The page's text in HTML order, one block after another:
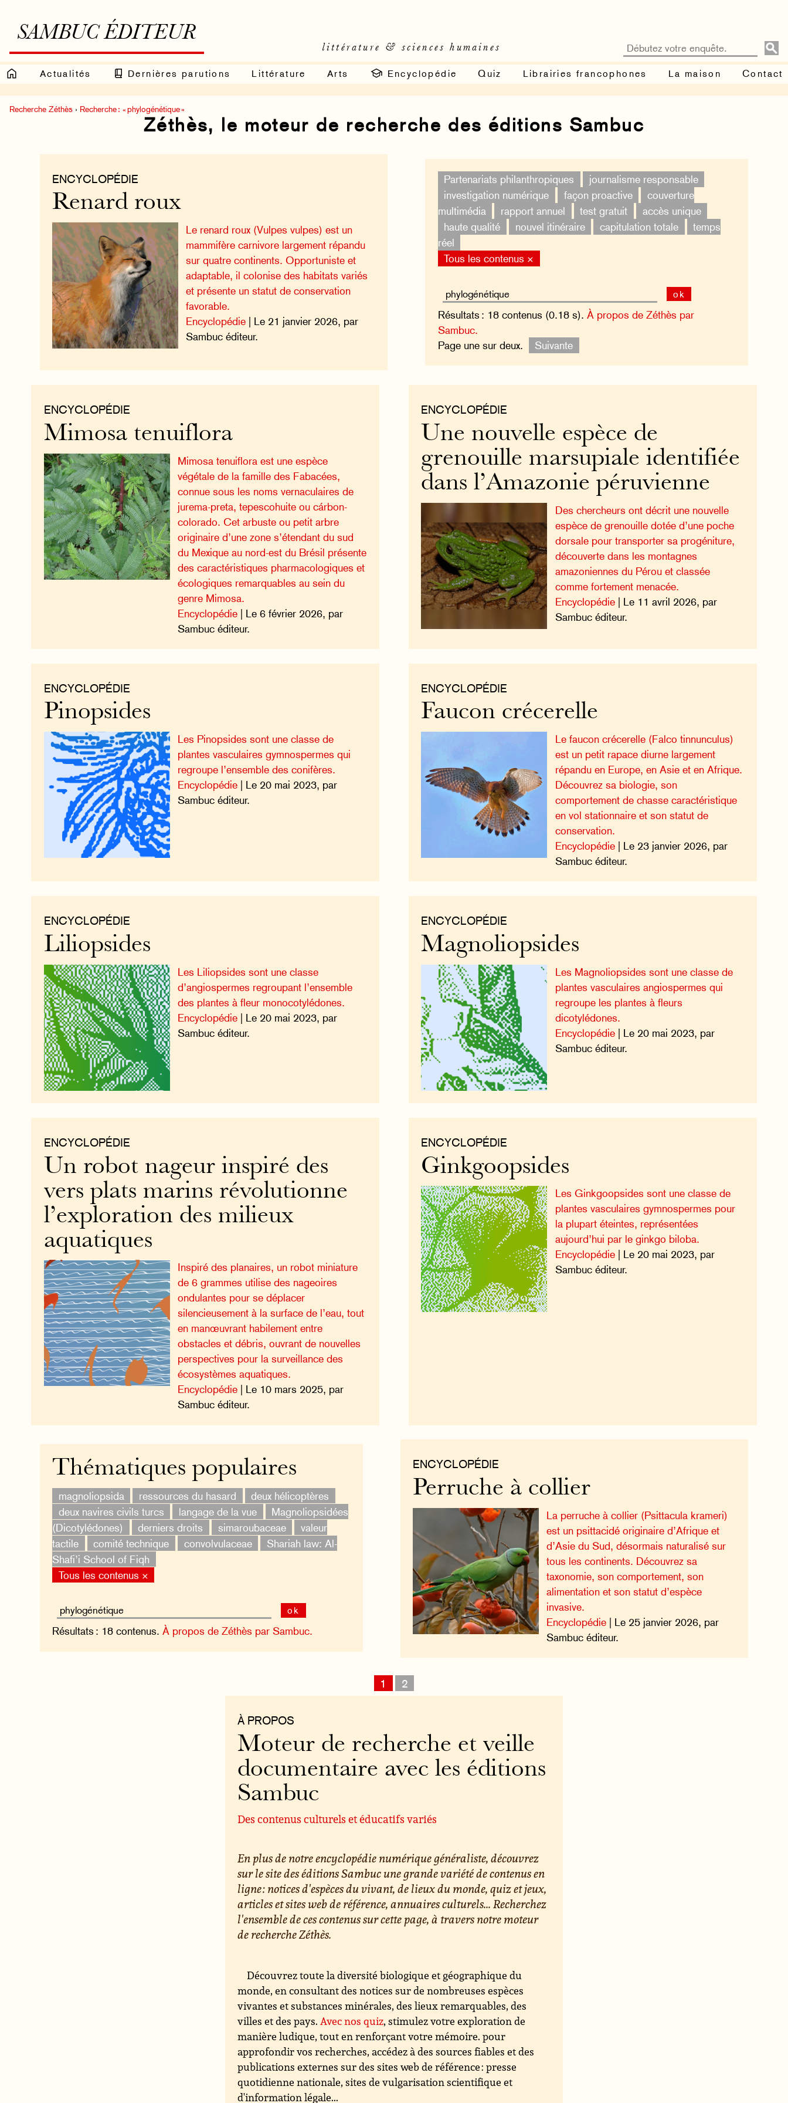
SAMBUC ÉDITEUR
littérature & sciences humaines
Actualités Dernières parutions Littérature Arts Encyclopédie Quiz Librairies francophones La maison Contact
Recherche Zéthès › Recherche : « phylogénétique »
Zéthès, le moteur de recherche des éditions Sambuc
Partenariats philanthropiques
journalisme responsable
investigation numérique
façon proactive
couverture
multimédia
rapport annuel test gratuit
accès unique
haute qualité
nouvel itinéraire capitulation totale
temps
réel
Tous les contenus ×
ok
Résultats : 18 contenus (0.18 s). À propos de Zéthès par
Sambuc.
Page une sur deux.
Suivante
ENCYCLOPÉDIE
Renard roux
Le renard roux (Vulpes vulpes) est un
mammifère carnivore largement répandu
sur quatre continents. Opportuniste et
adaptable, il colonise des habitats variés
et présente un statut de conservation
favorable.
Encyclopédie | Le 21 janvier 2026, par
Sambuc éditeur.
ENCYCLOPÉDIE
Une nouvelle espèce de
grenouille marsupiale identifiée
dans l’Amazonie péruvienne
Des chercheurs ont décrit une nouvelle
espèce de grenouille dotée d’une poche
dorsale pour transporter sa progéniture,
découverte dans les montagnes
amazoniennes du Pérou et classée
comme fortement menacée.
Encyclopédie| Le 11 avril 2026, par
Sambuc éditeur.
ENCYCLOPÉDIE
Mimosa tenuiflora
Mimosa tenuiflora est une espèce
végétale de la famille des Fabacées,
connue sous les noms vernaculaires de
jurema-preta, tepescohuite ou cárbon-
colorado. Cet arbuste ou petit arbre
originaire d’une zone s’étendant du sud
du Mexique au nord-est du Brésil présente
des caractéristiques pharmacologiques et
écologiques remarquables au sein du
genre Mimosa.
Encyclopédie | Le 6 février 2026, par
Sambuc éditeur.
ENCYCLOPÉDIE
Faucon crécerelle
Le faucon crécerelle (Falco tinnunculus)
est un petit rapace diurne largement
répandu en Europe, en Asie et en Afrique.
Découvrez sa biologie, son
comportement de chasse caractéristique
en vol stationnaire et son statut de
conservation.
Encyclopédie| Le 23 janvier 2026, par
Sambuc éditeur.
ENCYCLOPÉDIE
Pinopsides
Les Pinopsides sont une classe de
plantes vasculaires gymnospermes qui
regroupe l’ensemble des conifères.
Encyclopédie | Le 20 mai 2023, par
Sambuc éditeur.
ENCYCLOPÉDIE
Magnoliopsides
Les Magnoliopsides sont une classe de
plantes vasculaires angiospermes qui
regroupe les plantes à fleurs
dicotylédones.
Encyclopédie| Le 20 mai 2023, par
Sambuc éditeur.
ENCYCLOPÉDIE
Liliopsides
Les Liliopsides sont une classe
d’angiospermes regroupant l’ensemble
des plantes à fleur monocotylédones.
Encyclopédie | Le 20 mai 2023, par
Sambuc éditeur.
ENCYCLOPÉDIE
Ginkgoopsides
Les Ginkgoopsides sont une classe de
plantes vasculaires gymnospermes pour
la plupart éteintes, représentées
aujourd’hui par le ginkgo biloba.
Encyclopédie| Le 20 mai 2023, par
Sambuc éditeur.
ENCYCLOPÉDIE
Un robot nageur inspiré des
vers plats marins révolutionne
l’exploration des milieux
aquatiques
Inspiré des planaires, un robot miniature
de 6 grammes utilise des nageoires
ondulantes pour se déplacer
silencieusement à la surface de l’eau, tout
en manœuvrant habilement entre
obstacles et débris, ouvrant de nouvelles
perspectives pour la surveillance des
écosystèmes aquatiques.
Encyclopédie | Le 10 mars 2025, par
Sambuc éditeur.
ENCYCLOPÉDIE
Perruche à collier
La perruche à collier (Psittacula krameri)
est un psittacidé originaire d’Afrique et
d’Asie du Sud, désormais naturalisé sur
tous les continents. Découvrez sa
taxonomie, son comportement, son
alimentation et son statut d’espèce
invasive.
Encyclopédie | Le 25 janvier 2026, par
Sambuc éditeur.
Thématiques populaires
magnoliopsida ressources du hasard
deux hélicoptères
deux navires civils turcs
langage de la vue
Magnoliopsidées
(Dicotylédones)
derniers droits simaroubaceae
valeur
tactile
comité technique convolvulaceae
Shariah law: Al-
Shafi’i School of Fiqh
Tous les contenus ×
ok
Résultats : 18 contenus. À propos de Zéthès par Sambuc.
1 2
À PROPOS
Moteur de recherche et veille
documentaire avec les éditions
Sambuc
Des contenus culturels et éducatifs variés
En plus de notre encyclopédie numérique généraliste, découvrez
sur le site des éditions Sambuc une grande variété de contenus en
ligne : notices d'espèces du vivant, de lieux du monde, quiz et jeux,
articles et sites web de référence, annuaires culturels... Recherchez
l'ensemble de ces contenus sur cette page, à travers notre moteur
de recherche Zéthès.
Découvrez toute la diversité biologique et géographique du
monde, en consultant des notices sur de nombreuses espèces
vivantes et substances minérales, des lieux remarquables, des
villes et des pays. Avec nos quiz, stimulez votre exploration de
manière ludique, tout en renforçant votre mémoire. pour
approfondir vos recherches, accédez à des sources fiables et des
publications externes sur des sites web de référence : presse
quotidienne nationale, sites de vulgarisation scientifique et
d'information légale...